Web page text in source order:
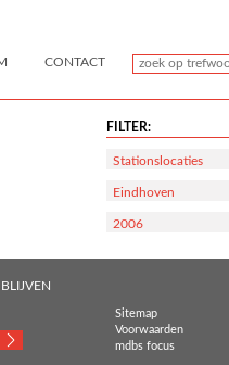
CONTACT
FILTER:
Stationslocaties
Eindhoven
2006
Sitemap
Voorwaarden
mdbs focus